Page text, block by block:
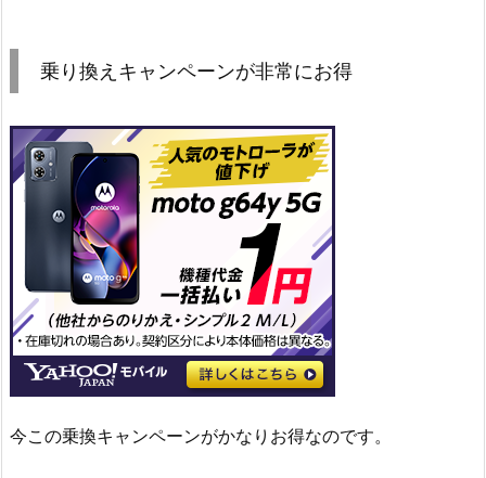
乗り換えキャンペーンが非常にお得
今この乗換キャンペーンがかなりお得なのです。